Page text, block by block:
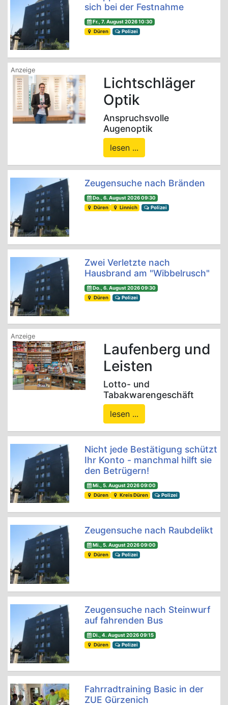
sich bei der Festnahme
Fr., 7. August 2026 10:30
Düren
Polizei
Lichtschläger
Optik
Anspruchsvolle
Augenoptik
lesen ...
Zeugensuche nach Bränden
Do., 6. August 2026 09:30
Düren
Linnich Polizei
Zwei Verletzte nach
Hausbrand am "Wibbelrusch"
Do., 6. August 2026 09:30
Düren
Polizei
Laufenberg und
Leisten
Lotto- und
Tabakwarengeschäft
lesen ...
Nicht jede Bestätigung schützt
Ihr Konto - manchmal hilft sie
den Betrügern!
Mi., 5. August 2026 09:00
Düren
Kreis Düren Polizei
Zeugensuche nach Raubdelikt
Mi., 5. August 2026 09:00
Düren
Polizei
Zeugensuche nach Steinwurf
auf fahrenden Bus
Di., 4. August 2026 09:15
Düren
Polizei
Fahrradtraining Basic in der
ZUE Gürzenich